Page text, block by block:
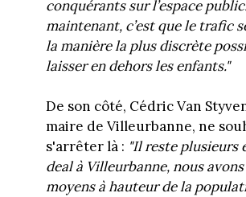
conquérants sur l’espace
maintenant, c’est que le trafic
la manière la plus discrète
laisser en dehors les enfants."
De son côté, Cédric Van
maire de Villeurbanne, ne
s'arrêter là : "Il reste plusieurs
deal à Villeurbanne, nous
moyens à hauteur de la